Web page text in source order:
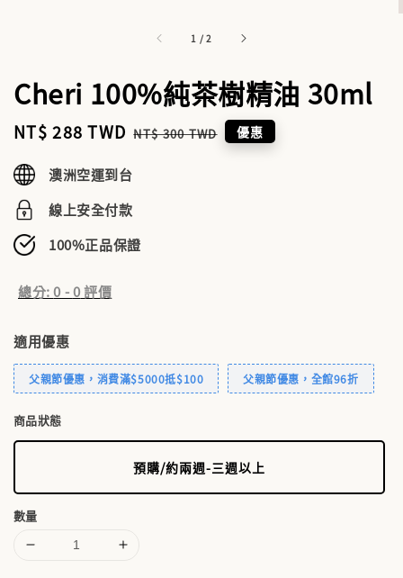
1 /2
Cheri 100%純茶樹精油 30ml
Sale
NT$ 288 TWD Regular
NT$ 300 TWD 優惠
澳洲空運到台
線上安全付款
100%正品保證
總分:0 -0評價
適用優惠
父親節優惠，消費滿$5000抵$100 父親節優惠，全館96折
商品狀態
預購/約兩週-三週以上
數量